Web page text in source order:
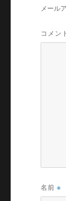
メール
コメン
名前※